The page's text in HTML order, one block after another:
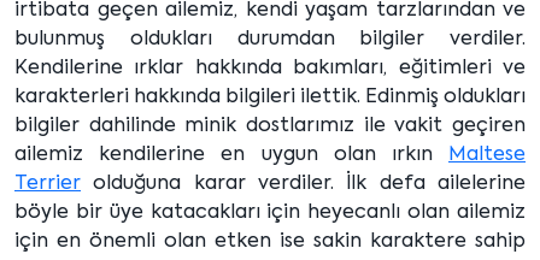
irtibata geçen ailemiz, kendi yaşam tarzlarından ve
bulunmuş oldukları durumdan bilgiler verdiler.
Kendilerine ırklar hakkında bakımları, eğitimleri ve
karakterleri hakkında bilgileri ilettik. Edinmiş oldukları
bilgiler dahilinde minik dostlarımız ile vakit geçiren
ailemiz kendilerine en uygun olan ırkın
Maltese
Terrier olduğuna karar verdiler. İlk defa ailelerine
böyle bir üye katacakları için heyecanlı olan ailemiz
için en önemli olan etken ise sakin karaktere sahip